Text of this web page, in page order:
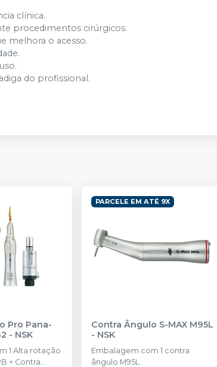
clínica.
procedimentos cirúrgicos.
melhora o acesso.
do profissional.
Pro Pana-
- NSK
1 Alta rotação
+ Contra
PARCELE EM ATÉ 9X
Contra Ângulo S-MAX M95L
- NSK
Embalagem com 1 contra
ângulo M95L.